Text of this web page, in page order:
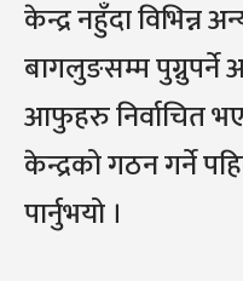
केन्द्र नहुँदा विभिन्न
बागलुङसम्म पुग्नुपर्ने
आफुहरु निर्वाचित
केन्द्रको गठन गर्ने
पार्नुभयो ।